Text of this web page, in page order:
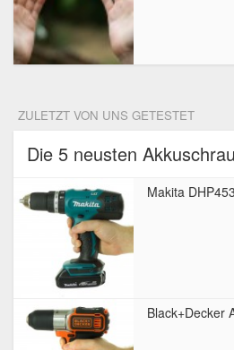
ZULETZT VON UNS GETESTET
Die 5 neusten
Makita DHP453
Black+Decker